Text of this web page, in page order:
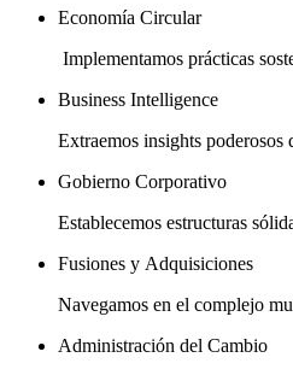
Economía Circular
Implementamos prácticas
Business Intelligence
Extraemos insights poderosos
Gobierno Corporativo
Establecemos estructuras
Fusiones y Adquisiciones
Navegamos en el complejo
Administración del Cambio